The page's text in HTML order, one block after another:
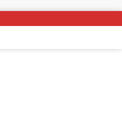
Berjalan Lancar WFS